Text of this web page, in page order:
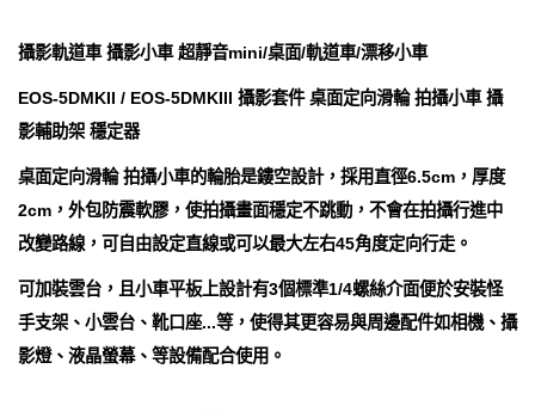
攝影軌道車 攝影小車 超靜音mini/桌面/軌道車/漂移小車
EOS-5DMKII / EOS-5DMKIII 攝影套件 桌面定向滑輪 拍攝小車 攝
影輔助架 穩定器
桌面定向滑輪 拍攝小車的輪胎是鏤空設計，採用直徑6.5cm，厚度
2cm，外包防震軟膠，使拍攝畫面穩定不跳動，不會在拍攝行進中
改變路線，可自由設定直線或可以最大左右45角度定向行走。
可加裝雲台，且小車平板上設計有3個標準1/4螺絲介面便於安裝怪
手支架、小雲台、靴口座...等，使得其更容易與周邊配件如相機、攝
影燈、液晶螢幕、等設備配合使用。